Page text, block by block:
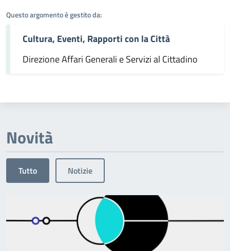
Questo argomento è gestito da:
Cultura, Eventi, Rapporti con la Città
Direzione Affari Generali e Servizi al Cittadino
Novità
Tutto Notizie